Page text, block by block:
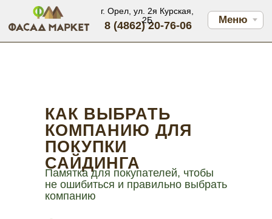
Меню
8 (4862) 20-76-06
г. Орел, ул. 2я Курская,
2Б
КАК ВЫБРАТЬ
КОМПАНИЮ ДЛЯ
ПОКУПКИ
САЙДИНГА
Памятка для покупателей, чтобы
не ошибиться и правильно выбрать
компанию